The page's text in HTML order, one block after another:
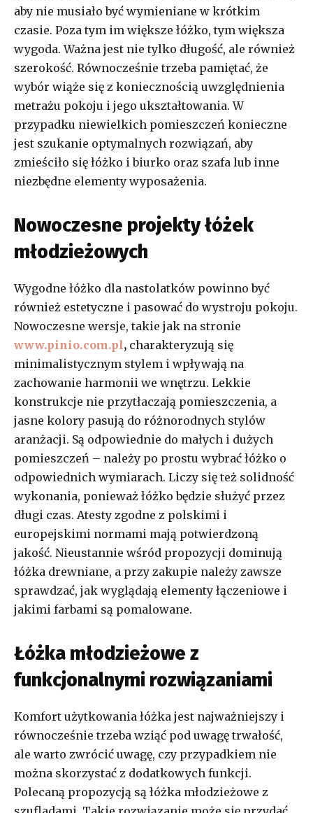
aby nie musiało być wymieniane w krótkim
czasie. Poza tym im większe łóżko, tym większa
wygoda. Ważna jest nie tylko długość, ale również
szerokość. Równocześnie trzeba pamiętać, że
wybór wiąże się z koniecznością uwzględnienia
metrażu pokoju i jego ukształtowania. W
przypadku niewielkich pomieszczeń konieczne
jest szukanie optymalnych rozwiązań, aby
zmieściło się łóżko i biurko oraz szafa lub inne
niezbędne elementy wyposażenia.
Nowoczesne projekty łóżek
młodzieżowych
Wygodne łóżko dla nastolatków powinno być
również estetyczne i pasować do wystroju pokoju.
Nowoczesne wersje, takie jak na stronie
www.pinio.com.pl, charakteryzują się
minimalistycznym stylem i wpływają na
zachowanie harmonii we wnętrzu. Lekkie
konstrukcje nie przytłaczają pomieszczenia, a
jasne kolory pasują do różnorodnych stylów
aranżacji. Są odpowiednie do małych i dużych
pomieszczeń – należy po prostu wybrać łóżko o
odpowiednich wymiarach. Liczy się też solidność
wykonania, ponieważ łóżko będzie służyć przez
długi czas. Atesty zgodne z polskimi i
europejskimi normami mają potwierdzoną
jakość. Nieustannie wśród propozycji dominują
łóżka drewniane, a przy zakupie należy zawsze
sprawdzać, jak wyglądają elementy łączeniowe i
jakimi farbami są pomalowane.
Łóżka młodzieżowe z
funkcjonalnymi rozwiązaniami
Komfort użytkowania łóżka jest najważniejszy i
równocześnie trzeba wziąć pod uwagę trwałość,
ale warto zwrócić uwagę, czy przypadkiem nie
można skorzystać z dodatkowych funkcji.
Polecaną propozycją są łóżka młodzieżowe z